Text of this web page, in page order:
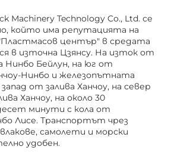
Machinery Technology Co., Ltd. се
който има репутацията на
център" в средата
в източна Цзянсу. На изток от
Бейлун, на юг от
Нинбо и железопътната
от залива Ханчоу, на север
Ханчоу, на около 30
минути с кола от
Лисе. Транспортът чрез
самолети и морски
удобен.